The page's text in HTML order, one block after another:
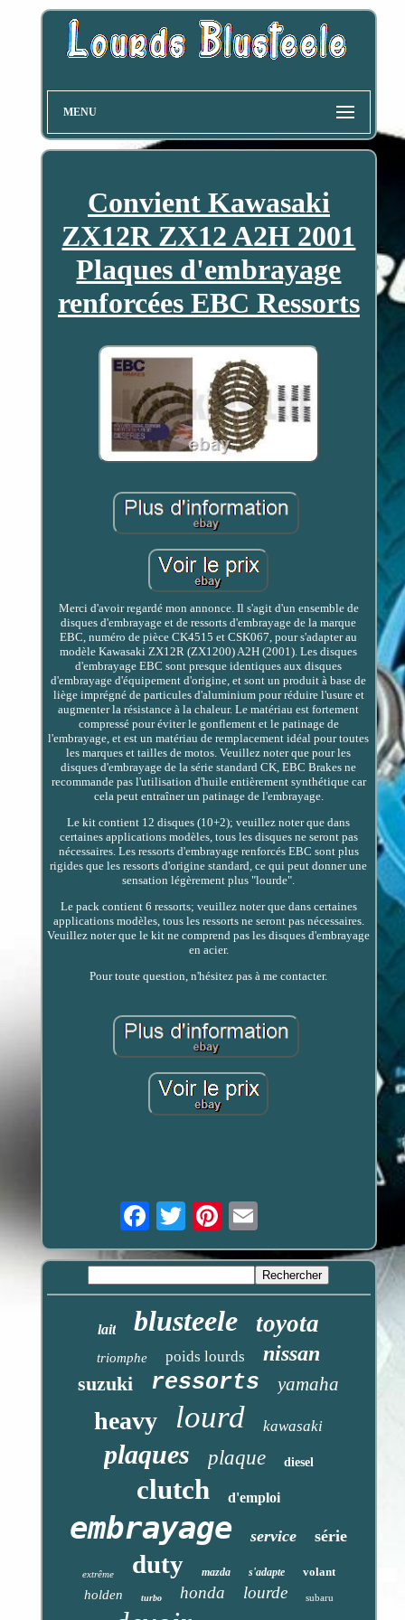
MENU
Convient Kawasaki
ZX12R ZX12 A2H 2001
Plaques d'embrayage
renforcées EBC Ressorts
Merci d'avoir regardé mon annonce. Il s'agit d'un ensemble de
disques d'embrayage et de ressorts d'embrayage de la marque
EBC, numéro de pièce CK4515 et CSK067, pour s'adapter au
modèle Kawasaki ZX12R (ZX1200) A2H (2001). Les disques
d'embrayage EBC sont presque identiques aux disques
d'embrayage d'équipement d'origine, et sont un produit à base de
liège imprégné de particules d'aluminium pour réduire l'usure et
augmenter la résistance à la chaleur. Le matériau est fortement
compressé pour éviter le gonflement et le patinage de
l'embrayage, et est un matériau de remplacement idéal pour toutes
les marques et tailles de motos. Veuillez noter que pour les
disques d'embrayage de la série standard CK, EBC Brakes ne
recommande pas l'utilisation d'huile entièrement synthétique car
cela peut entraîner un patinage de l'embrayage.
Le kit contient 12 disques (10+2); veuillez noter que dans
certaines applications modèles, tous les disques ne seront pas
nécessaires. Les ressorts d'embrayage renforcés EBC sont plus
rigides que les ressorts d'origine standard, ce qui peut donner une
sensation légèrement plus "lourde".
Le pack contient 6 ressorts; veuillez noter que dans certaines
applications modèles, tous les ressorts ne seront pas nécessaires.
Veuillez noter que le kit ne comprend pas les disques d'embrayage
en acier.
Pour toute question, n'hésitez pas à me contacter.
Email
lait blusteele toyota
triomphe poids lourds nissan
suzuki ressorts yamaha
heavy lourd kawasaki
plaques plaque diesel
clutch d'emploi
embrayage service série
extrême duty mazda s'adapte volant
holden turbo honda lourde subaru